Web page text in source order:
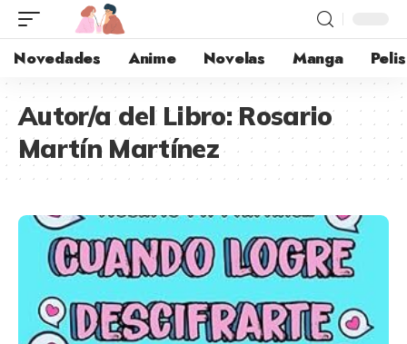
Novedades Anime Novelas Manga Pelis
Autor/a del Libro:Rosario
Martín Martínez